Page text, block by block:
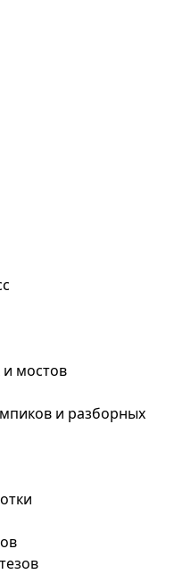
мостов
и разборных